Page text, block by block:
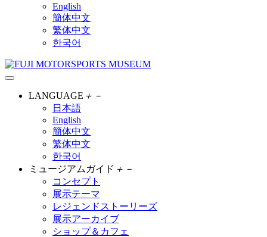
English
簡体中文
繁体中文
한국어
LANGUAGE ＋ －
日本語
English
簡体中文
繁体中文
한국어
ミュージアムガイド ＋ －
コンセプト
展示テーマ
レジェンドストーリーズ
展示アーカイブ
ショップ＆カフェ